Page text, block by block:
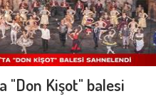
"Don Kişot" balesi